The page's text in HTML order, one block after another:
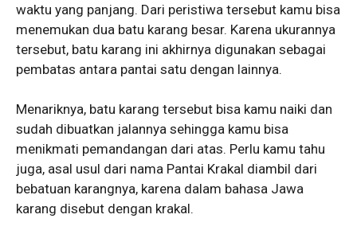
waktu yang panjang. Dari peristiwa tersebut kamu bisa
menemukan dua batu karang besar. Karena ukurannya
tersebut, batu karang ini akhirnya digunakan sebagai
pembatas antara pantai satu dengan lainnya.
Menariknya, batu karang tersebut bisa kamu naiki dan
sudah dibuatkan jalannya sehingga kamu bisa
menikmati pemandangan dari atas. Perlu kamu tahu
juga, asal usul dari nama Pantai Krakal diambil dari
bebatuan karangnya, karena dalam bahasa Jawa
karang disebut dengan krakal.